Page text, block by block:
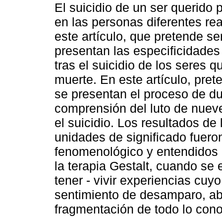
El suicidio de un ser querido
en las personas diferentes
este artículo, que pretende
presentan las
tras el suicidio de los seres
muerte. En este artículo,
se presentan el proceso de
comprensión del luto de
el suicidio. Los resultados
unidades de significado
fenomenológico y
la terapia Gestalt, cuando se
tener - vivir experiencias
sentimiento de desamparo,
fragmentación de todo lo